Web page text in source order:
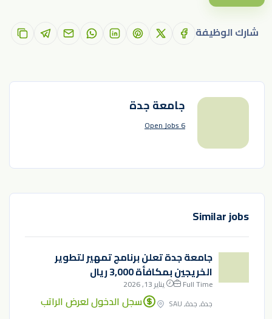
شارك الوظيفة
جامعة جدة
6 Open Jobs
Similar jobs
جامعة جدة تعلن برنامج تمهير لتطوير
الخريجين بمكافأة 3,000 ريال
Full Time
يناير 13, 2026
جدة, جدة, SAU
سجل الدخول لعرض الراتب